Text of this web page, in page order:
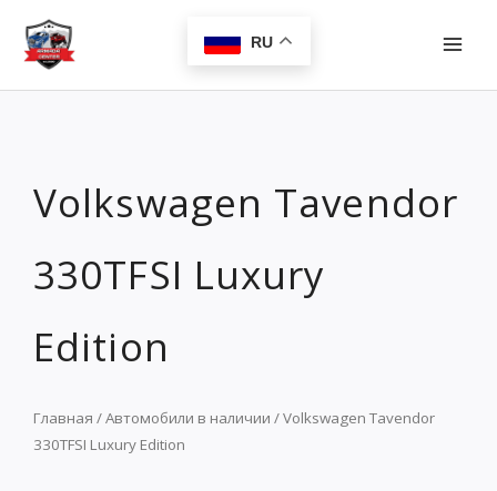
Перейти
содержимому
RU
Volkswagen Tavendor
330TFSI Luxury
Edition
Главная /Автомобили в наличии / Volkswagen Tavendor
330TFSI Luxury Edition